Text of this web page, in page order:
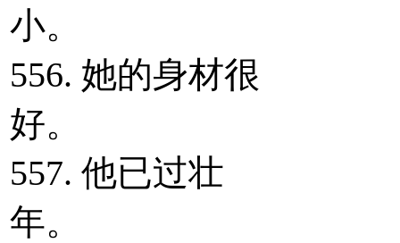
小。
556. 她的身材很
好。
557. 他已过壮
年。